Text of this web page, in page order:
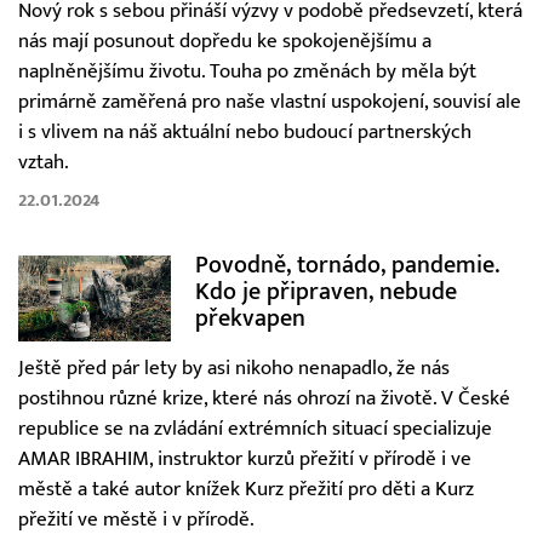
Nový rok s sebou přináší výzvy v podobě předsevzetí, která
nás mají posunout dopředu ke spokojenějšímu a
naplněnějšímu životu. Touha po změnách by měla být
primárně zaměřená pro naše vlastní uspokojení, souvisí ale
i s vlivem na náš aktuální nebo budoucí partnerských
vztah.
22.01.2024
Povodně, tornádo, pandemie.
Kdo je připraven, nebude
překvapen
Ještě před pár lety by asi nikoho nenapadlo, že nás
postihnou různé krize, které nás ohrozí na životě. V České
republice se na zvládání extrémních situací specializuje
AMAR IBRAHIM, instruktor kurzů přežití v přírodě i ve
městě a také autor knížek Kurz přežití pro děti a Kurz
přežití ve městě i v přírodě.